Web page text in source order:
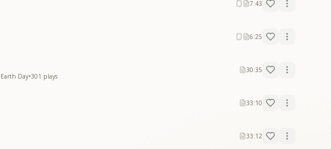
7:43
6:25
Day•301 plays
30:35
33:10
33:12